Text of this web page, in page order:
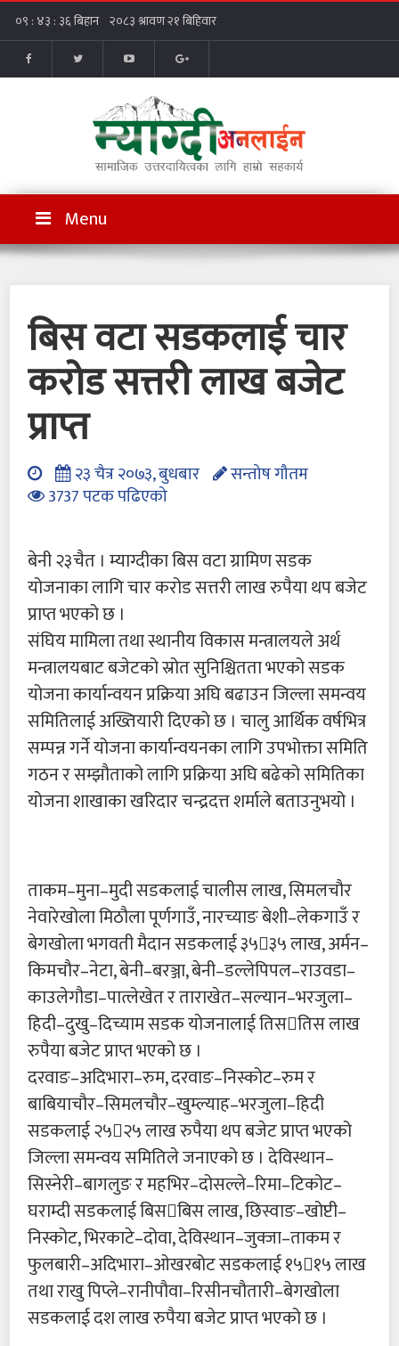
Menu
बिस वटा सडकलाई चार
करोड सत्तरी लाख बजेट
प्राप्त
२३ चैत्र २०७३, बुधबार
सन्तोष गौतम
3737 पटक पढिएको
बेनी २३चैत । म्याग्दीका बिस वटा ग्रामिण सडक
योजनाका लागि चार करोड सत्तरी लाख रुपैया थप बजेट
प्राप्त भएको छ ।
संघिय मामिला तथा स्थानीय विकास मन्त्रालयले अर्थ
मन्त्रालयबाट बजेटको स्रोत सुनिश्चितता भएको सडक
योजना कार्यान्वयन प्रक्रिया अघि बढाउन जिल्ला समन्वय
समितिलाई अख्तियारी दिएको छ । चालु आर्थिक वर्षभित्र
सम्पन्न गर्ने योजना कार्यान्वयनका लागि उपभोक्ता समिति
गठन र सम्झौताको लागि प्रक्रिया अघि बढेको समितिका
योजना शाखाका खरिदार चन्द्रदत्त शर्माले बताउनुभयो ।
ताकम–मुना–मुदी सडकलाई चालीस लाख, सिमलचौर
नेवारेखोला मिठौला पूर्णगाउँ, नारच्याङ बेशी–लेकगाउँ र
बेगखोला भगवती मैदान सडकलाई ३५३५ लाख, अर्मन–
किमचौर–नेटा, बेनी–बरञ्जा, बेनी–डल्लेपिपल–राउवडा–
काउलेगौडा–पात्लेखेत र ताराखेत–सल्यान–भरजुला–
हिदी–दुखु–दिच्याम सडक योजनालाई तिसतिस लाख
रुपैया बजेट प्राप्त भएको छ ।
दरवाङ–अदिभारा–रुम, दरवाङ–निस्कोट–रुम र
बाबियाचौर–सिमलचौर–खुम्ल्याह–भरजुला–हिदी
सडकलाई २५२५ लाख रुपैया थप बजेट प्राप्त भएको
जिल्ला समन्वय समितिले जनाएको छ । देविस्थान–
सिस्नेरी–बागलुङ र महभिर–दोसल्ले–रिमा–टिकोट–
घराम्दी सडकलाई बिसबिस लाख, छिस्वाङ–खोप्टी–
निस्कोट, भिरकाटे–दोवा, देविस्थान–जुक्जा–ताकम र
फुलबारी–अदिभारा–ओखरबोट सडकलाई १५१५ लाख
तथा राखु पिप्ले–रानीपौवा–रिसीनचौतारी–बेगखोला
सडकलाई दश लाख रुपैया बजेट प्राप्त भएको छ ।